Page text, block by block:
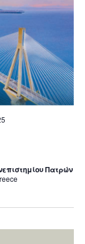
Πατρών